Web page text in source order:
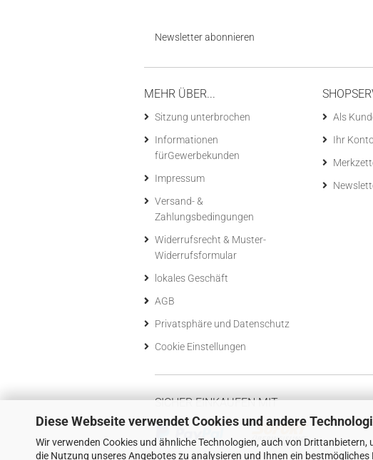
Diese Webseite verwendet Cookies und andere
Wir verwenden Cookies und ähnliche Technologien, auch von
die Nutzung unseres Angebotes zu analysieren und Ihnen ein
Newsletter abonnieren
MEHR ÜBER...
Sitzung unterbrochen
Informationen
fürGewerbekunden
Impressum
Versand- &
Zahlungsbedingungen
Widerrufsrecht & Muster-
Widerrufsformular
lokales Geschäft
AGB
Privatsphäre und Datenschutz
Cookie Einstellungen
Als
Ihr
SICHER EINKAUFEN MIT